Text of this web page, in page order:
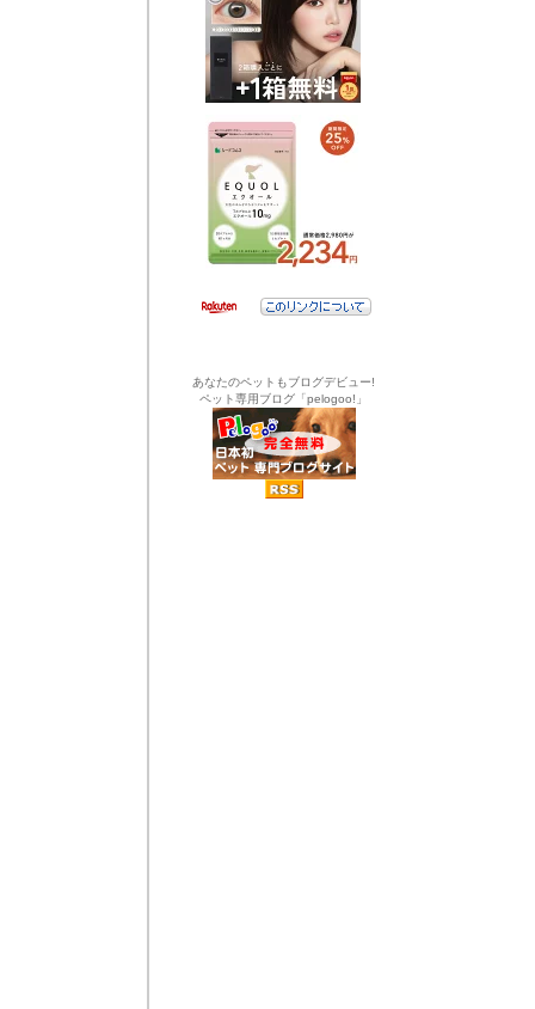
あなたのペットもブログデビュー!
ペット専用ブログ「pelogoo!」